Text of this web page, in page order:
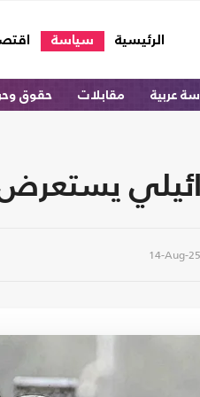
الرئيسية
(current) سياسة
عربية مقابلات حقوق
14-Aug-25